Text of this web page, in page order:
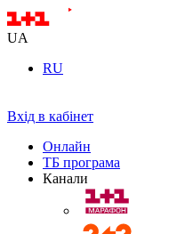
UA
RU
Вхід в кабінет
Онлайн
ТБ програма
Канали